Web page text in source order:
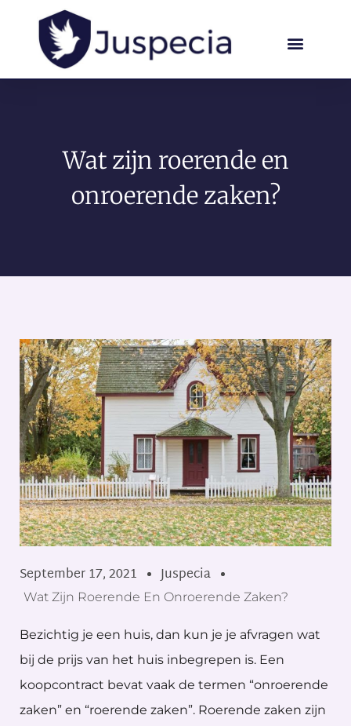
Wat zijn roerende en
onroerende zaken?
September 17, 2021 Juspecia
Wat Zijn Roerende En Onroerende Zaken?
Bezichtig je een huis, dan kun je je afvragen wat
bij de prijs van het huis inbegrepen is. Een
koopcontract bevat vaak de termen “onroerende
zaken” en “roerende zaken”. Roerende zaken zijn